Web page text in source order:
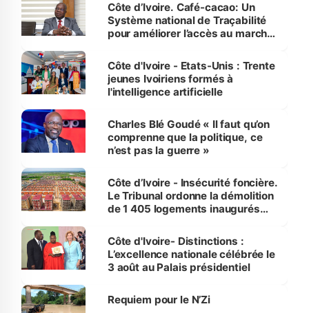
Côte d’Ivoire. Café-cacao: Un
Système national de Traçabilité
pour améliorer l’accès au marché
Côte d'Ivoire - Etats-Unis : Trente
jeunes Ivoiriens formés à
l'intelligence artificielle
Charles Blé Goudé « Il faut qu’on
comprenne que la politique, ce
n’est pas la guerre »
Côte d’Ivoire - Insécurité foncière.
Le Tribunal ordonne la démolition
de 1 405 logements inaugurés
Bassam
Côte d'Ivoire- Distinctions :
L’excellence nationale célébrée le
3 août au Palais présidentiel
Requiem pour le N’Zi